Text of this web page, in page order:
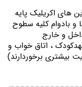
هاي اكريليك پايه
و بادوام کلیه سطوح
و خارج
، مهدكودك ، اتاق خواب و
بيشتري برخوردارند)